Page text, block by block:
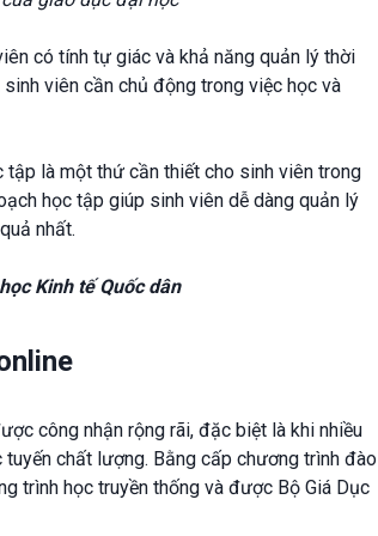
có tính tự giác và khả năng quản lý thời
viên cần chủ động trong việc học và
tập là một thứ cần thiết cho sinh viên trong
học tập giúp sinh viên dễ dàng quản lý
nhất.
Kinh tế Quốc dân
công nhận rộng rãi, đặc biệt là khi nhiều
chất lượng. Bằng cấp chương trình đào
trình học truyền thống và được Bộ Giá Dục